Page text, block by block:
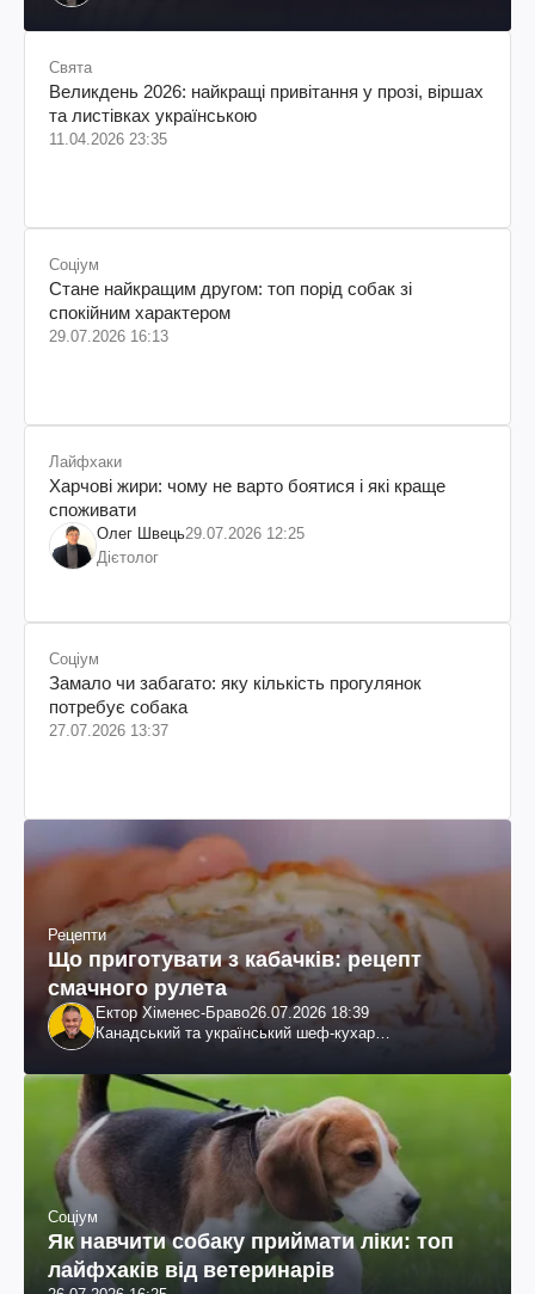
Свята
Великдень 2026: найкращі привітання у прозі, віршах
та листівках українською
11.04.2026 23:35
Соціум
Стане найкращим другом: топ порід собак зі
спокійним характером
29.07.2026 16:13
Лайфхаки
Харчові жири: чому не варто боятися і які краще
споживати
Олег Швець29.07.2026 12:25
Дієтолог
Соціум
Замало чи забагато: яку кількість прогулянок
потребує собака
27.07.2026 13:37
Рецепти
Що приготувати з кабачків: рецепт
смачного рулета
Ектор Хіменес-Браво26.07.2026 18:39
Канадський та український шеф-кухар
Соціум
Як навчити собаку приймати ліки: топ
лайфхаків від ветеринарів